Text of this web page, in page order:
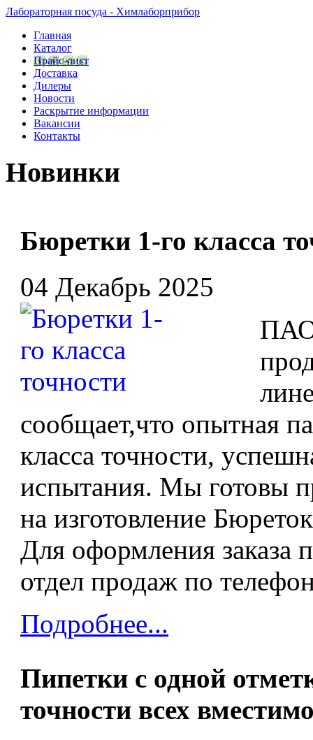
Лабораторная посуда - Химлаборприбор
Главная
Каталог
Прайс-лист
Доставка
Дилеры
Новости
Раскрытие информации
Вакансии
Контакты
Новинки
Бюретки 1-го класса
04 Декабрь 2025
ПАО
сообщает,что опытная
класса точности,
испытания. Мы готовы
на изготовление
Для оформления заказа
отдел продаж по
Подробнее...
Пипетки с одной
точности всех